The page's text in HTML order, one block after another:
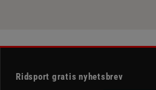
Ridsport gratis nyhetsbrev